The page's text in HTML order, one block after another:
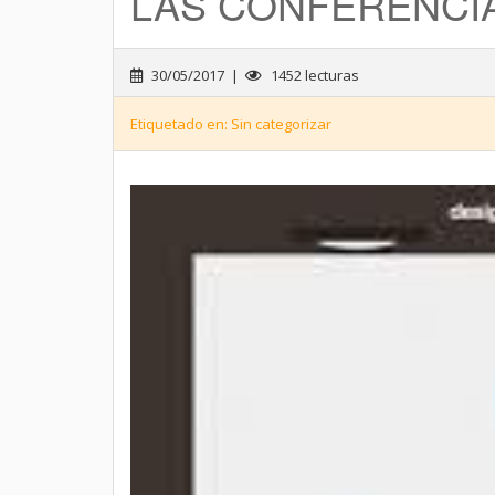
30/05/2017 | 1452 lecturas
Etiquetado en: Sin categorizar